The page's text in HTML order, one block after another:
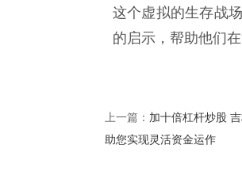
这个虚拟的生存战
的启示，帮助他们
上一篇： 加十倍杠杆炒股
助您实现灵活资金运作